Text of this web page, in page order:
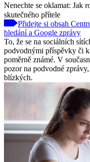
Nenechte se oklamat: Jak
skutečného přítele
Přidejte si obsah
hledání a Google zprávy
To, že se na sociálních
podvodnými příspěvky či
poměrně známé. V
pozor na podvodné
blízkých.